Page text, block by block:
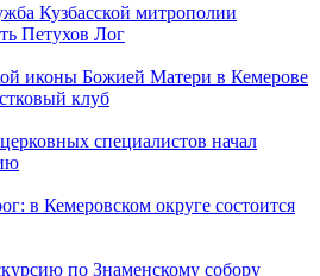
Кузбасской митрополии
Петухов Лог
иконы Божией Матери в Кемерове
клуб
специалистов начал
в Кемеровском округе состоится
по Знаменскому собору